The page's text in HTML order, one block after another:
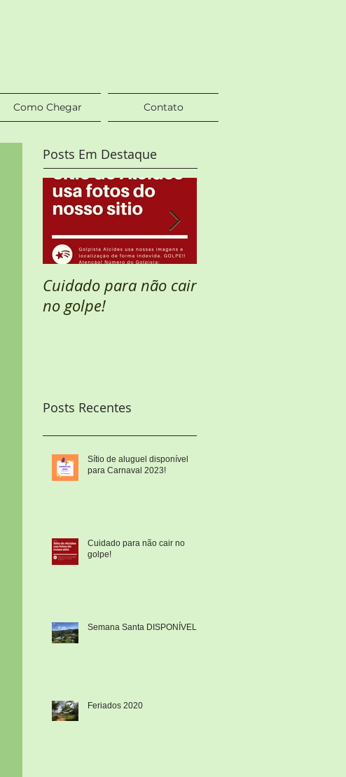
Como Chegar Contato
Posts Em Destaque
Cuidado para não cair
no golpe!
Posts Recentes
Sítio de aluguel disponível
para Carnaval 2023!
Cuidado para não cair no
golpe!
Semana Santa DISPONÍVEL
Feriados 2020